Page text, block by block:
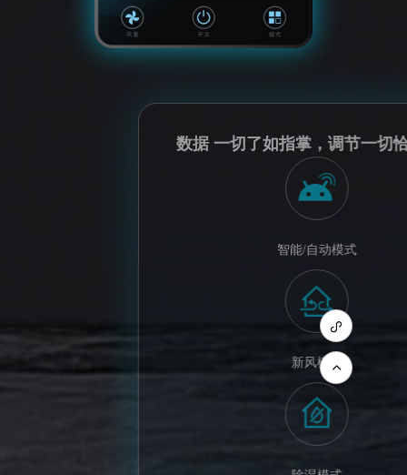
数据 一切了如指掌，调节一切
智能/自动模式
新风模式